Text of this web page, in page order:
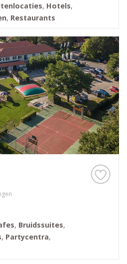
, Hotels,
, Restaurants
, Bruidssuites,
, Partycentra,